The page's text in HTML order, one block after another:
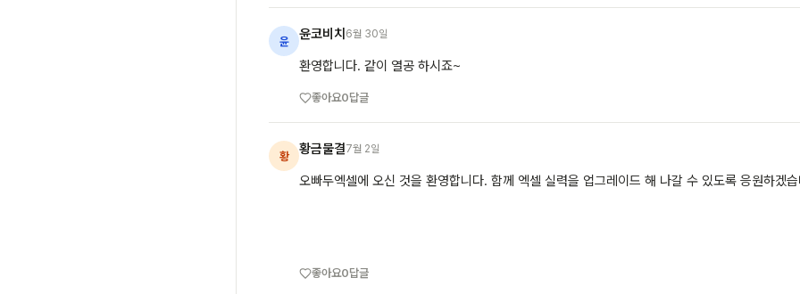
윤 윤코비치 6월 30일
환영합니다. 같이 열공 하시죠~
좋아요0답글
황 황금물결7월 2일
오빠두엑셀에 오신 것을 환영합니다. 함께 엑셀 실력을 업그레이드 해 나갈 수 있도록 응원하겠
좋아요0답글